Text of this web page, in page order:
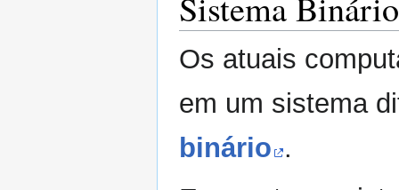
Os atuais
em um sistema
binário .